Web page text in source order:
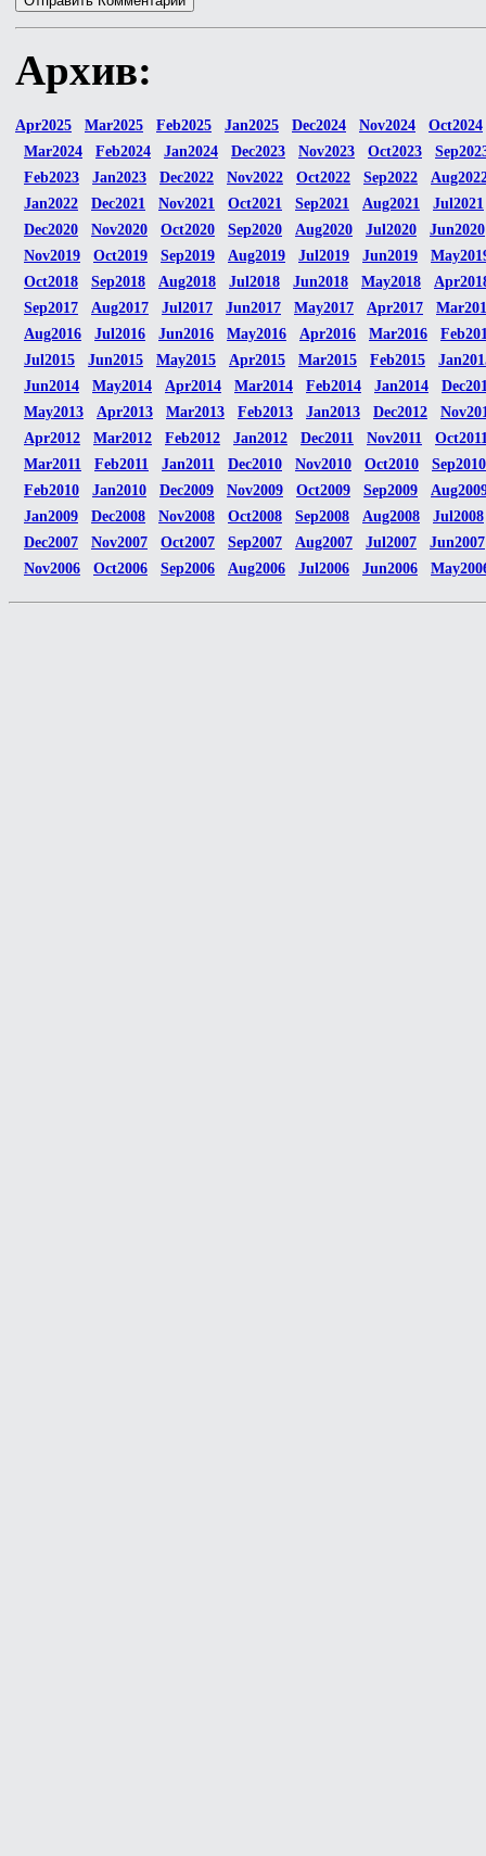
Архив:
Apr2025 Mar2025 Feb2025 Jan2025 Dec2024 Nov2024
Oct2024
Mar2024
Feb2024 Jan2024 Dec2023 Nov2023 Oct2023
Feb2023
Jan2023 Dec2022 Nov2022 Oct2022 Sep2022
Jan2022
Dec2021 Nov2021 Oct2021 Sep2021 Aug2021
Jul2021
Dec2020
Nov2020 Oct2020 Sep2020 Aug2020 Jul2020
Jun2020
Nov2019
Oct2019 Sep2019 Aug2019 Jul2019 Jun2019
Oct2018
Sep2018 Aug2018 Jul2018 Jun2018 May2018
Sep2017
Aug2017 Jul2017 Jun2017 May2017 Apr2017
Aug2016
Jul2016 Jun2016 May2016 Apr2016 Mar2016
Jul2015
Jun2015 May2015 Apr2015 Mar2015 Feb2015
Jun2014
May2014 Apr2014 Mar2014 Feb2014 Jan2014
May2013
Apr2013 Mar2013 Feb2013 Jan2013 Dec2012
Apr2012
Mar2012 Feb2012 Jan2012 Dec2011 Nov2011
Mar2011
Feb2011 Jan2011 Dec2010 Nov2010 Oct2010
Sep2010
Feb2010
Jan2010 Dec2009 Nov2009 Oct2009 Sep2009
Jan2009
Dec2008 Nov2008 Oct2008 Sep2008 Aug2008
Jul2008
Dec2007
Nov2007 Oct2007 Sep2007 Aug2007 Jul2007
Jun2007
Nov2006
Oct2006 Sep2006 Aug2006 Jul2006 Jun2006